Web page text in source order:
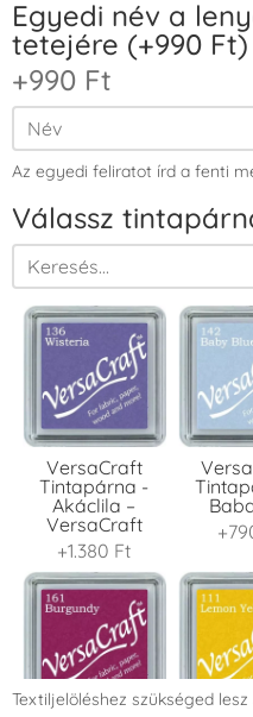
Egyedi név a
tetejére (+990 Ft)
+990 Ft
Az egyedi feliratot írd a fenti
Válassz
VersaCraft
Tintapárna -
Akáclila –
VersaCraft
+1.380 Ft
Textiljelöléshez szükséged